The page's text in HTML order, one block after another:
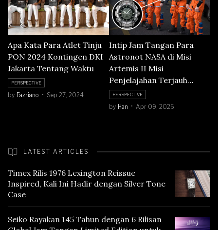
Apa Kata Para Atlet Tinju
PON 2024 Kontingen DKI
Jakarta Tentang Waktu
PERSPECTIVE
by Fazriano Sep 27, 2024
Intip Jam Tangan Para
Astronot NASA di Misi
Artemis II Misi
Penjelajahan Terjauh
Hingga Orbit Bulan
PERSPECTIVE
by Han Apr 09, 2026
LATEST ARTICLES
Timex Rilis 1976 Lexington Reissue
Inspired, Kali Ini Hadir dengan Silver Tone
Case
Seiko Rayakan 145 Tahun dengan 6 Rilisan